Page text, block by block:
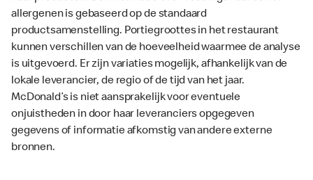
allergenen is gebaseerd op de standaard
productsamenstelling. Portiegroottes in het restaurant
kunnen verschillen van de hoeveelheid waarmee de analyse
is uitgevoerd. Er zijn variaties mogelijk, afhankelijk van de
lokale leverancier, de regio of de tijd van het jaar.
McDonald’s is niet aansprakelijk voor eventuele
onjuistheden in door haar leveranciers opgegeven
gegevens of informatie afkomstig van andere externe
bronnen.